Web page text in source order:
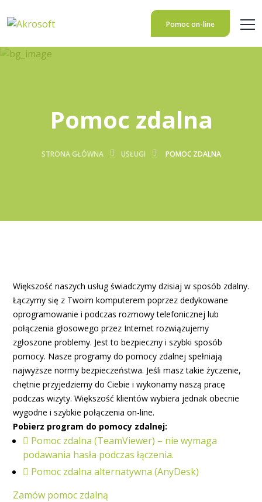
Pomoc on-line
Pomoc zdalna
STRONA GŁÓWNA USŁUGI POMOC ZDALNA
Większość naszych usług świadczymy dzisiaj w sposób zdalny.
Łączymy się z Twoim komputerem poprzez dedykowane
oprogramowanie i podczas rozmowy telefonicznej lub
połączenia głosowego przez Internet rozwiązujemy
zgłoszone problemy. Jest to bezpieczny i szybki sposób
pomocy. Nasze programy do pomocy zdalnej spełniają
najwyższe normy bezpieczeństwa. Jeśli masz takie życzenie,
chętnie przyjedziemy do Ciebie i wykonamy naszą pracę
podczas wizyty. Większość klientów wybiera jednak obecnie
wygodne i szybkie połączenia on-line.
Pobierz program do pomocy zdalnej:
Pomoc zdalna (TeamViewer) – nie wymaga
podawania hasła podczas łączenia.
Pomoc zdalna alternatywna (AnyDesk)
Zamów pomoc zdalną